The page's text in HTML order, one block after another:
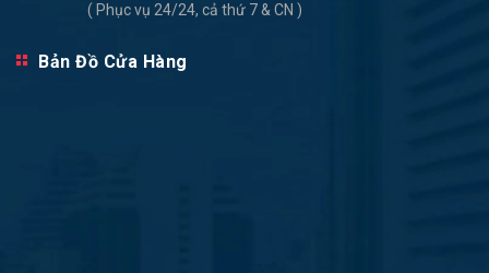
( Phục vụ 24/24, cả thứ 7 & CN )
Bản Đồ Cửa Hàng